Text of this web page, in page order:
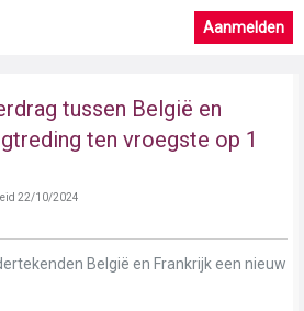
Aanmelden
tussen België en
ten vroegste op 1
22/10/2024
België en Frankrijk een nieuw